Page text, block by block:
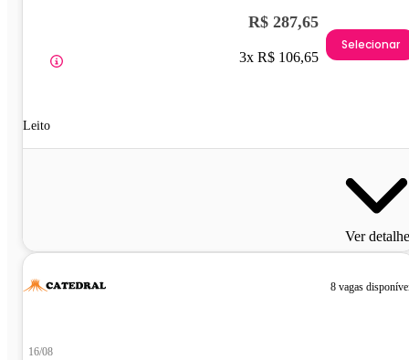
Leito
R$ 287,65
3x R$ 106,65
Selecionar
Ver
8 vagas
16/08